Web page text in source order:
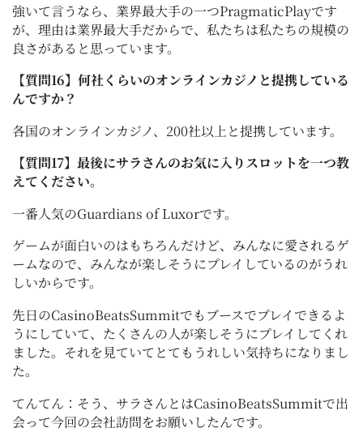
強いて言うなら、業界最大手の一つPragmaticPlayです
が、理由は業界最大手だからで、私たちは私たちの規模の
良さがあると思っています。
【質問16】何社くらいのオンラインカジノと提携している
んですか？
各国のオンラインカジノ、200社以上と提携しています。
【質問17】最後にサラさんのお気に入りスロットを一つ教
えてください。
一番人気のGuardians of Luxorです。
ゲームが面白いのはもちろんだけど、みんなに愛されるゲ
ームなので、みんなが楽しそうにプレイしているのがうれ
しいからです。
先日のCasinoBeatsSummitでもブースでプレイできるよ
うにしていて、たくさんの人が楽しそうにプレイしてくれ
ました。それを見ていてとてもうれしい気持ちになりまし
た。
てんてん：そう、サラさんとはCasinoBeatsSummitで出
会って今回の会社訪問をお願いしたんです。